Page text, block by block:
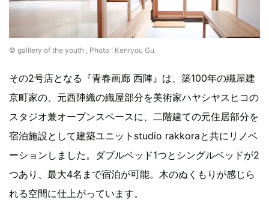
©︎ galllery of the youth , Photo : Kenryou Gu
その2号店となる『青春画廊 西陣』は、築100年の織屋建
京町家の、元西陣織の織屋部分を美術家ハヤシヤスヒコの
スタジオ兼オープンスペースに、二階建ての元住居部分を
宿泊施設として建築ユニットstudio rakkoraと共にリノベ
ーションしました。ダブルベッド1つとシングルベッドが2
つあり、最大4名まで宿泊が可能。木のぬくもりが感じら
れる空間に仕上がっています。